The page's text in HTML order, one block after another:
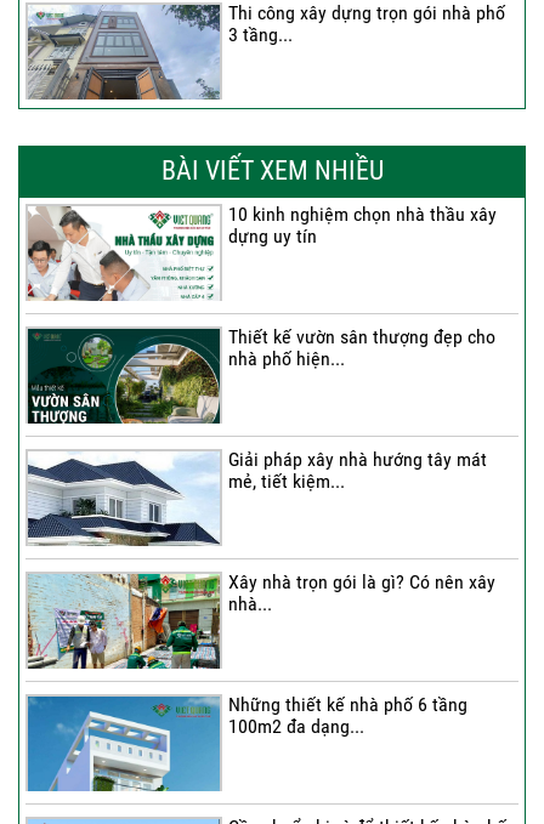
Thi công xây dựng trọn gói nhà phố
3 tầng...
Anh...
BÀI VIẾT XEM NHIỀU
10 kinh nghiệm chọn nhà thầu xây
dựng uy tín
Thiết kế vườn sân thượng đẹp cho
nhà phố hiện...
Giải pháp xây nhà hướng tây mát
mẻ, tiết kiệm...
Xây nhà trọn gói là gì? Có nên xây
nhà...
Những thiết kế nhà phố 6 tầng
100m2 đa dạng...